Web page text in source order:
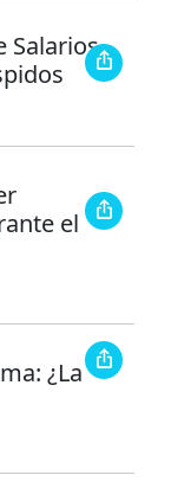
Salarios
el
¿La